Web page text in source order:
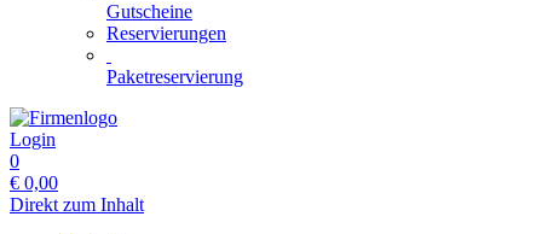
Gutscheine
Reservierungen
Paketreservierung
Login
0
€ 0,00
Direkt zum Inhalt